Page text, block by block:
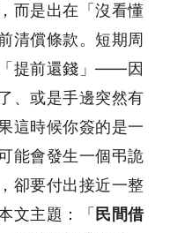
而是出在「沒看懂
清償條款。短期周
提前還錢」——因
、或是手邊突然有
這時候你簽的是一
能會發生一個弔詭
卻要付出接近一整
文主題：「 民間借